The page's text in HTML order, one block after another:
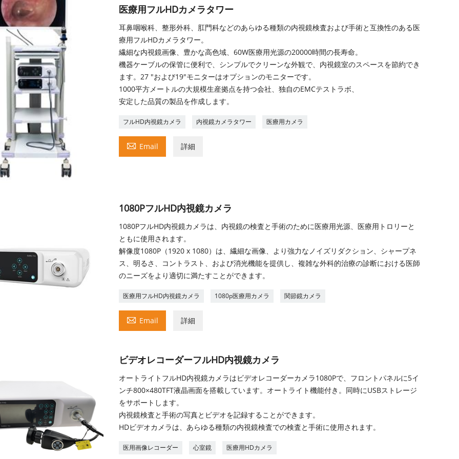
医療用フルHDカメラタワー
耳鼻咽喉科、整形外科、肛門科などのあらゆる種類の内視鏡検査および手術と互換性のある医
療用フルHDカメラタワー。
繊細な内視鏡画像、豊かな高色域、60W医療用光源の20000時間の長寿命。
機器ケーブルの保管に便利で、シンプルでクリーンな外観で、内視鏡室のスペースを節約でき
ます。27 "および19"モニターはオプションのモニターです。
1000平方メートルの大規模生産拠点を持つ会社、独自のEMCテストラボ、
安定した品質の製品を作成します。
フルHD内視鏡カメラ 内視鏡カメラタワー 医療用カメラ
 Email 詳細
1080PフルHD内視鏡カメラ
1080PフルHD内視鏡カメラは、内視鏡の検査と手術のために医療用光源、医療用トロリーと
ともに使用されます。
解像度1080P（1920 x 1080）は、繊細な画像、より強力なノイズリダクション、シャープネ
ス、明るさ、コントラスト、および消光機能を提供し、複雑な外科的治療の診断における医師
のニーズをより適切に満たすことができます。
医療用フルHD内視鏡カメラ 1080p医療用カメラ 関節鏡カメラ
 Email 詳細
ビデオレコーダーフルHD内視鏡カメラ
オートライトフルHD内視鏡カメラはビデオレコーダーカメラ1080Pで、フロントパネルに5イ
ンチ800×480TFT液晶画面を搭載しています。オートライト機能付き。同時にUSBストレージ
をサポートします。
内視鏡検査と手術の写真とビデオを記録することができます。
HDビデオカメラは、あらゆる種類の内視鏡検査での検査と手術に使用されます。
医用画像レコーダー 心室鏡 医療用HDカメラ